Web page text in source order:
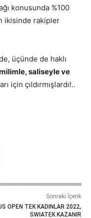
konusunda %100
ikisinde rakipler
üçünde de haklı
saliseyle ve
için çıldırmışlardı!..
Sonraki İçerik
OPEN TEK KADINLAR 2022,
SWIATEK KAZANIR